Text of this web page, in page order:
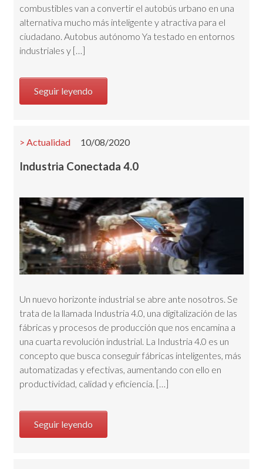
combustibles van a convertir el autobús urbano en una
alternativa mucho más inteligente y atractiva para el
ciudadano. Autobus autónomo Ya testado en entornos
industriales y […]
Seguir leyendo
Actualidad 10/08/2020
Industria Conectada 4.0
Un nuevo horizonte industrial se abre ante nosotros. Se
trata de la llamada Industria 4.0, una digitalización de las
fábricas y procesos de producción que nos encamina a
una cuarta revolución industrial. La Industria 4.0 es un
concepto que busca conseguir fábricas inteligentes, más
automatizadas y efectivas, aumentando con ello en
productividad, calidad y eficiencia. […]
Seguir leyendo